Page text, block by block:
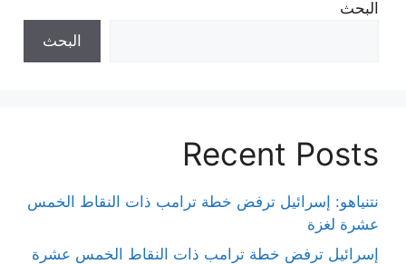
البحث
البحث
Recent Posts
نتنياهو: إسرائيل ترفض خطة ترامب ذات النقاط الخمس
عشرة لغزة
إسرائيل ترفض خطة ترامب ذات النقاط الخمس عشرة